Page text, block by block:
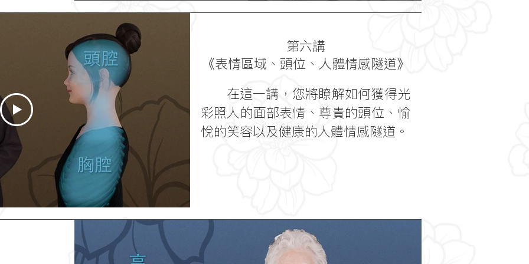
第六講
《表情區域、頭位、人體情感隧道》
在這一講，您將瞭解如何獲得光
彩照人的面部表情、尊貴的頭位、愉
悅的笑容以及健康的人體情感隧道。